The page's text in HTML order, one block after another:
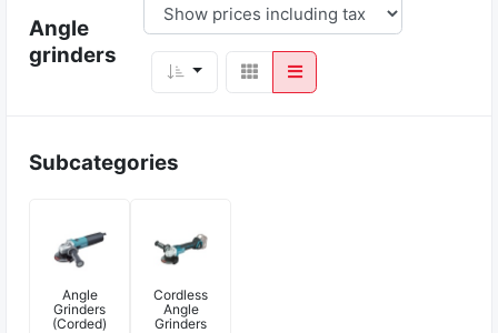
Angle
grinders
Subcategories
Angle
Grinders
(Corded)
Cordless
Angle
Grinders